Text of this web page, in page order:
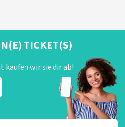
TICKET(S)
kaufen wir sie dir ab!